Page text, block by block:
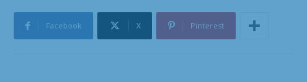
Facebook X Pinterest